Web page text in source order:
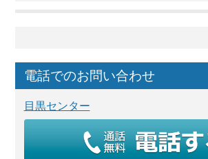
電話でのお問い合わせ
目黒センター